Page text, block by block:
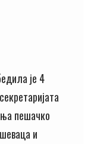
је 4
пешачко
и